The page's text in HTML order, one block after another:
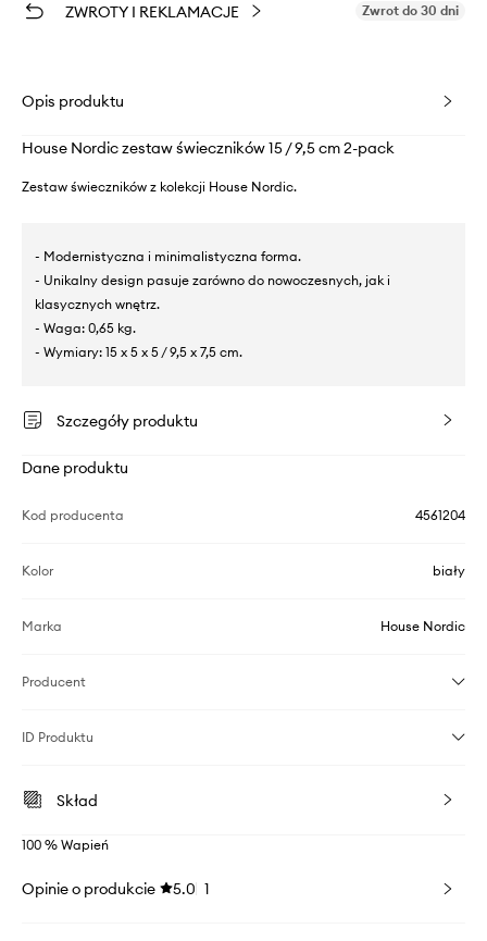
ZWROTY I REKLAMACJE Zwrot do 30 dni
Opis produktu
House Nordic zestaw świeczników 15 / 9,5 cm 2-pack
Zestaw świeczników z kolekcji House Nordic.
- Modernistyczna i minimalistyczna forma.
- Unikalny design pasuje zarówno do nowoczesnych, jak i
klasycznych wnętrz.
- Waga: 0,65 kg.
- Wymiary: 15 x 5 x 5 / 9,5 x 7,5 cm.
Szczegóły produktu
Dane produktu
Kod producenta 4561204
Kolor biały
Marka House Nordic
Producent
ID Produktu
Skład
100 % Wapień
Opinie o produkcie 5.0 1